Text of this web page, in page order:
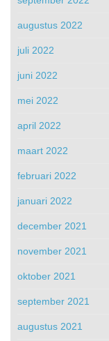
augustus 2022
juli 2022
juni 2022
mei 2022
april 2022
maart 2022
februari 2022
januari 2022
december 2021
november 2021
oktober 2021
september 2021
augustus 2021